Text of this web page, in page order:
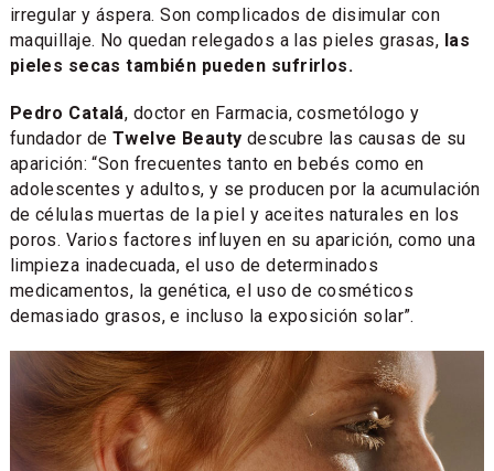
irregular y áspera. Son complicados de disimular con
maquillaje. No quedan relegados a las pieles grasas, las
pieles secas también pueden sufrirlos.
Pedro Catalá, doctor en Farmacia, cosmetólogo y
fundador de Twelve Beauty descubre las causas de su
aparición: “Son frecuentes tanto en bebés como en
adolescentes y adultos, y se producen por la acumulación
de células muertas de la piel y aceites naturales en los
poros. Varios factores influyen en su aparición, como una
limpieza inadecuada, el uso de determinados
medicamentos, la genética, el uso de cosméticos
demasiado grasos, e incluso la exposición solar”.